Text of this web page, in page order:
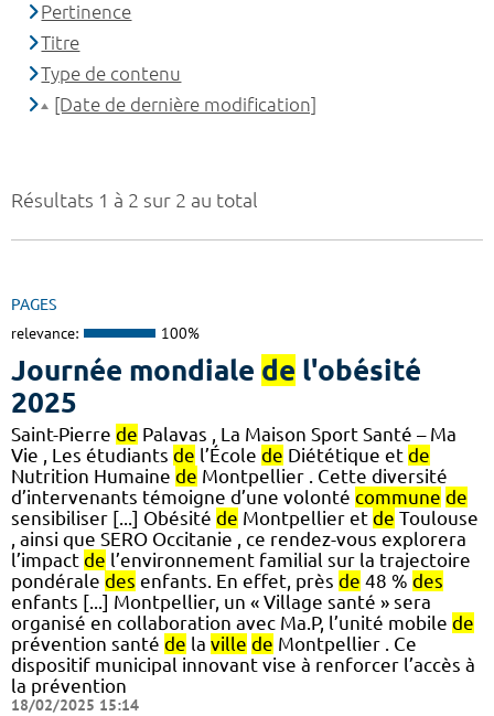
Résultats 1 à 2 sur 2 au total
PAGES
relevance: 100%
Journée mondiale de l'obésité
2025
Saint-Pierre de Palavas , La Maison Sport Santé – Ma
Vie , Les étudiants de l’École de Diététique et de
Nutrition Humaine de Montpellier . Cette diversité
d’intervenants témoigne d’une volonté commune de
sensibiliser [...] Obésité de Montpellier et de Toulouse
, ainsi que SERO Occitanie , ce rendez-vous explorera
l’impact de l’environnement familial sur la trajectoire
pondérale des enfants. En effet, près de 48 % des
enfants [...] Montpellier, un « Village santé » sera
organisé en collaboration avec Ma.P, l’unité mobile de
prévention santé de la ville de Montpellier . Ce
dispositif municipal innovant vise à renforcer l’accès à
la prévention
18/02/2025 15:14
Pertinence
Titre
Type de contenu
[Date de dernière modification]